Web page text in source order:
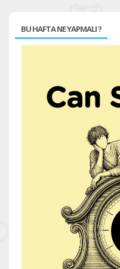
BU HAFTA NE YAPMALI ?